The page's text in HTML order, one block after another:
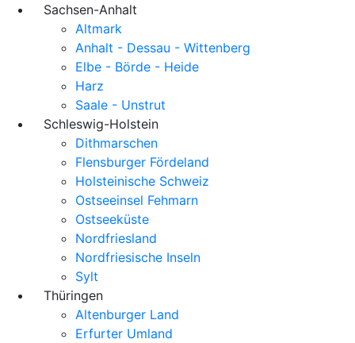
Sachsen-Anhalt
Altmark
Anhalt - Dessau - Wittenberg
Elbe - Börde - Heide
Harz
Saale - Unstrut
Schleswig-Holstein
Dithmarschen
Flensburger Fördeland
Holsteinische Schweiz
Ostseeinsel Fehmarn
Ostseeküste
Nordfriesland
Nordfriesische Inseln
Sylt
Thüringen
Altenburger Land
Erfurter Umland